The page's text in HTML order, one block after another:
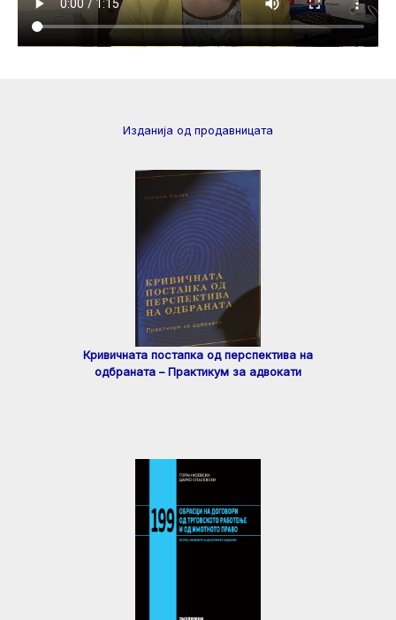
Изданија од продавницата
Кривичната постапка од перспектива на
одбраната – Практикум за адвокати